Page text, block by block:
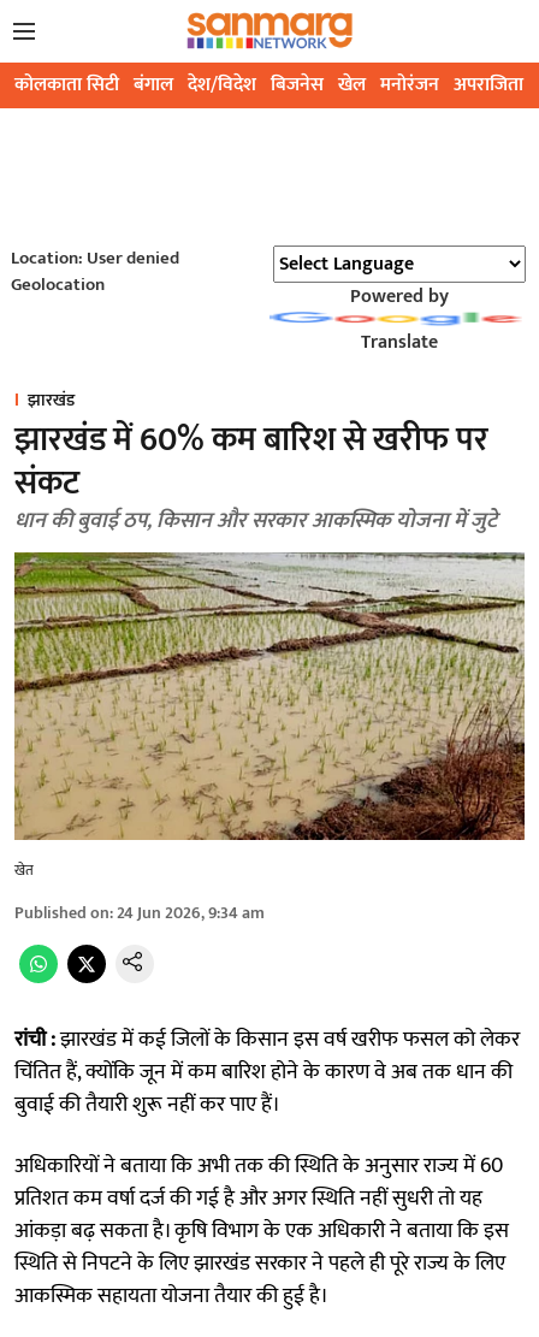
कोलकाता सिटी बंगाल देश/विदेश बिजनेस खेल मनोरंजन अपराजिता
Location: User denied
Geolocation
Powered by
Translate
झारखंड
झारखंड में 60% कम बारिश से खरीफ पर
संकट
धान की बुवाई ठप, किसान और सरकार आकस्मिक योजना में जुटे
खेत
Published on:24 Jun 2026, 9:34 am
रांची :झारखंड में कई जिलों के किसान इस वर्ष खरीफ फसल को लेकर
चिंतित हैं, क्योंकि जून में कम बारिश होने के कारण वे अब तक धान की
बुवाई की तैयारी शुरू नहीं कर पाए हैं।
अधिकारियों ने बताया कि अभी तक की स्थिति के अनुसार राज्य में 60
प्रतिशत कम वर्षा दर्ज की गई है और अगर स्थिति नहीं सुधरी तो यह
आंकड़ा बढ़ सकता है। कृषि विभाग के एक अधिकारी ने बताया कि इस
स्थिति से निपटने के लिए झारखंड सरकार ने पहले ही पूरे राज्य के लिए
आकस्मिक सहायता योजना तैयार की हुई है।